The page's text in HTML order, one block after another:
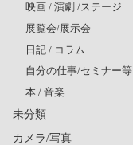
映画 / 演劇 /ステージ
展覧会/展示会
日記 / コラム
自分の仕事/セミナー等
本 / 音楽
未分類
カメラ/写真